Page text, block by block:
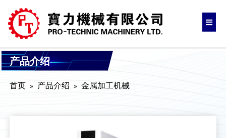
产品介绍
首页 产品介绍 金属加工机械